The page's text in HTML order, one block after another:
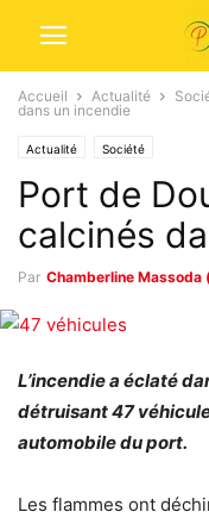
Accueil Actualité
dans un incendie
Actualité Société
Port de
calcinés
Par Chamberline Massoda
L’incendie a éclaté
détruisant 47
automobile du port.
Les flammes ont